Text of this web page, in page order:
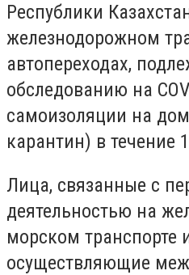
Республики
железнодорожном
автопереходах,
обследованию на
самоизоляции на
карантин) в течение
Лица, связанные с
деятельностью на
морском транспорте
осуществляющие